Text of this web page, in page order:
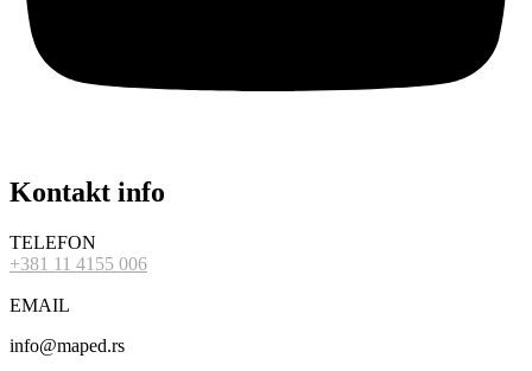
Kontakt info
TELEFON
+381 11 4155 006
EMAIL
info@maped.rs